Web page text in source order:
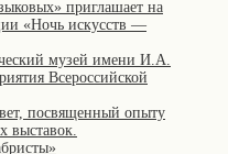
приглашает на
«Ночь искусств —
музей имени И.А.
Всероссийской
посвященный опыту
выставок.